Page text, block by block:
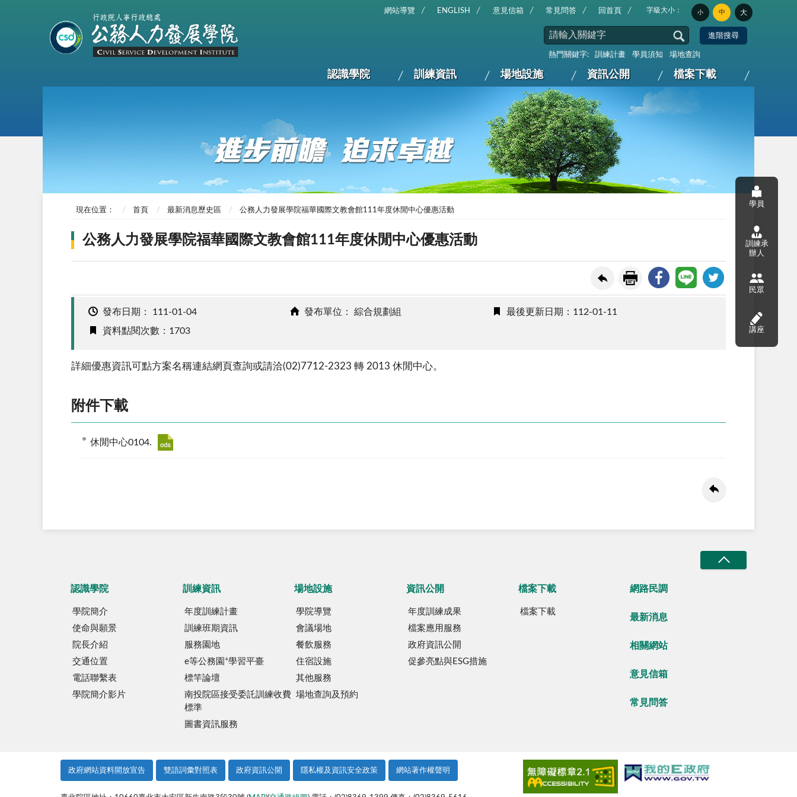
網站導覽 ENGLISH 意見信箱 常見問答 回首頁 字級大小： 小 中 大
熱門關鍵字: 訓練計畫 學員須知 場地查詢
認識學院 訓練資訊 場地設施 資訊公開 檔案下載
現在位置： 首頁 最新消息歷史區 公務人力發展學院福華國際文教會館111年度休閒中心優惠活動
公務人力發展學院福華國際文教會館111年度休閒中心優惠活動
發布日期： 111-01-04 發布單位： 綜合規劃組
最後更新日期：112-01-11
資料點閱次數：1703
詳細優惠資訊可點方案名稱連結網頁查詢或請洽(02)7712-2323 轉 2013 休閒中心。
附件下載
休閒中心0104.
學員
訓練承
辦人
民眾
講座
認識學院
學院簡介
使命與願景
院長介紹
交通位置
電話聯繫表
學院簡介影片
訓練資訊
年度訓練計畫
訓練班期資訊
服務園地
e等公務園 +學習平臺
標竿論壇
南投院區接受委託訓練收費
標準
圖書資訊服務
場地設施
學院導覽
會議場地
餐飲服務
住宿設施
其他服務
場地查詢及預約
資訊公開
年度訓練成果
檔案應用服務
政府資訊公開
促參亮點與ESG措施
檔案下載
檔案下載
網路民調
最新消息
相關網站
意見信箱
常見問答
政府網站資料開放宣告 雙語詞彙對照表 政府資訊公開 隱私權及資訊安全政策 網站著作權聲明